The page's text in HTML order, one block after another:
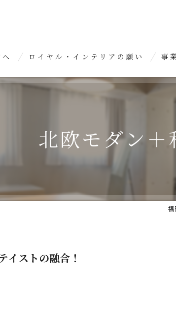
ロイヤル・インテリアの願い 事
オ
内
北欧モダン＋
福
イストの融合！